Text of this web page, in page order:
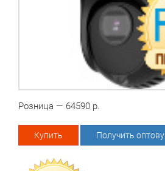
Розница — 64590 р.
Купить Получить